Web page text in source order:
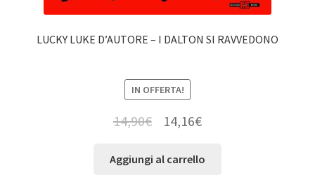
LUCKY LUKE D’AUTORE – I DALTON SI RAVVEDONO
IN OFFERTA!
14,90€ 14,16€
Aggiungi al carrello